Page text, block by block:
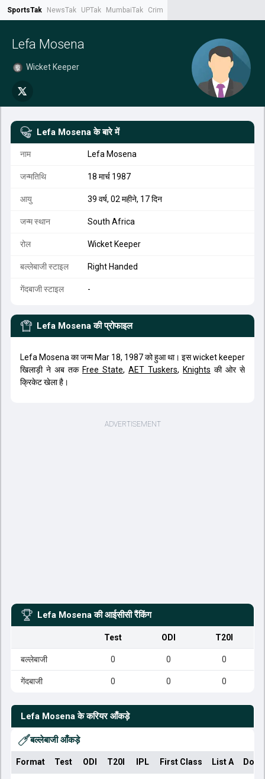
SportsTak NewsTak UPTak MumbaiTak CrimeTak
Lefa Mosena
Wicket Keeper
Lefa Mosena के बारे में
नाम Lefa Mosena
जन्मतिथि 18 मार्च 1987
आयु 39 वर्ष, 02 महीने, 17 दिन
जन्म स्थान South Africa
रोल Wicket Keeper
बल्लेबाजी स्टाइल Right Handed
गेंदबाजी स्टाइल -
Lefa Mosena की प्रोफाइल
Lefa Mosena का जन्म Mar 18, 1987 को हुआ था। इस wicket keeper
खिलाड़ी ने अब तक Free State, AET Tuskers, Knights की ओर से
क्रिकेट खेला है।
Lefa Mosena की आईसीसी रैंकिंग
Test ODI T20I
बल्लेबाजी 0 0 0
गेंदबाजी 0 0 0
Lefa Mosena के करियर आँकड़े
बल्लेबाजी आँकड़े
Format Test ODI T20I IPL First Class List A